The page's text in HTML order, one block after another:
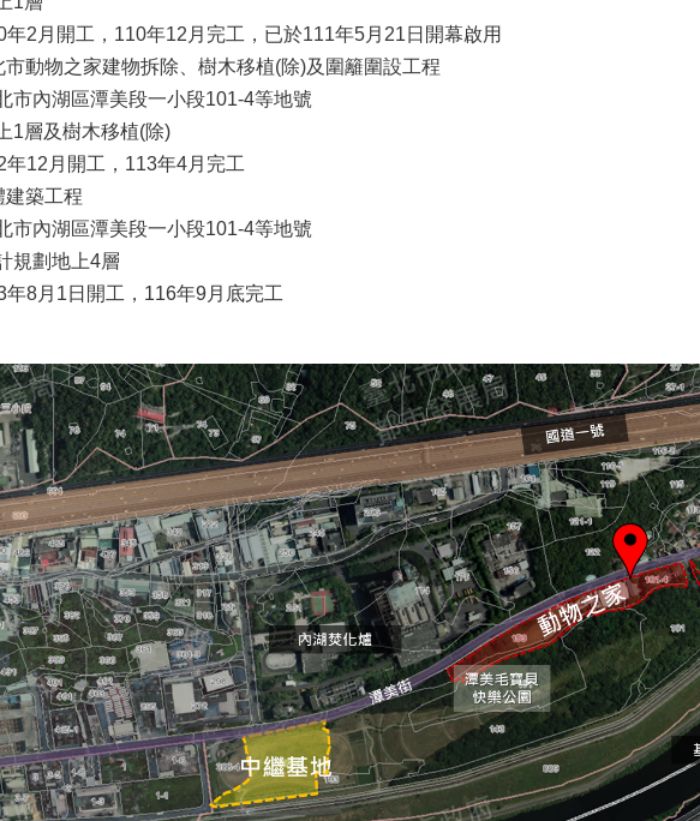
年2月開工，110年12月完工，已於111年5月21日開幕啟用
市動物之家建物拆除、樹木移植(除)及圍籬圍設工程
市內湖區潭美段一小段101-4等地號
1層及樹木移植(除)
年12月開工，113年4月完工
建築工程
市內湖區潭美段一小段101-4等地號
規劃地上4層
年8月1日開工，116年9月底完工